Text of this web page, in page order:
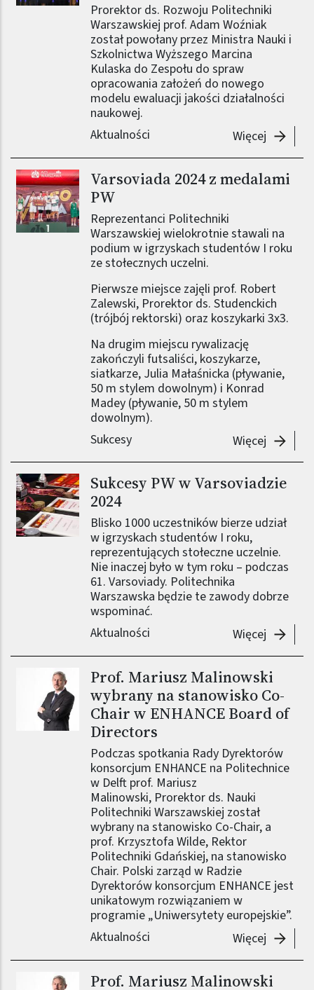
Prorektor ds. Rozwoju Politechniki
Warszawskiej prof. Adam Woźniak
został powołany przez Ministra Nauki i
Szkolnictwa Wyższego Marcina
Kulaska do Zespołu do spraw
opracowania założeń do nowego
modelu ewaluacji jakości działalności
naukowej.
Aktualności
Więcej Prof.
Varsoviada 2024 z medalami
PW
Reprezentanci Politechniki
Warszawskiej wielokrotnie stawali na
podium w igrzyskach studentów I roku
ze stołecznych uczelni.
Pierwsze miejsce zajęli prof. Robert
Zalewski, Prorektor ds. Studenckich
(trójbój rektorski) oraz koszykarki 3x3.
Na drugim miejscu rywalizację
zakończyli futsaliści, koszykarze,
siatkarze, Julia Małaśnicka (pływanie,
50 m stylem dowolnym) i Konrad
Madey (pływanie, 50 m stylem
dowolnym).
Sukcesy
Więcej
Sukcesy PW w Varsoviadzie
2024
Blisko 1000 uczestników bierze udział
w igrzyskach studentów I roku,
reprezentujących stołeczne uczelnie.
Nie inaczej było w tym roku – podczas
61. Varsoviady. Politechnika
Warszawska będzie te zawody dobrze
wspominać.
Aktualności
Więcej
Prof. Mariusz Malinowski
wybrany na stanowisko Co-
Chair w ENHANCE Board of
Directors
Podczas spotkania Rady Dyrektorów
konsorcjum ENHANCE na Politechnice
w Delft prof. Mariusz
Malinowski, Prorektor ds. Nauki
Politechniki Warszawskiej został
wybrany na stanowisko Co-Chair, a
prof. Krzysztofa Wilde, Rektor
Politechniki Gdańskiej, na stanowisko
Chair. Polski zarząd w Radzie
Dyrektorów konsorcjum ENHANCE jest
unikatowym rozwiązaniem w
programie „Uniwersytety europejskie”.
Aktualności
Więcej Prof.
Prof. Mariusz Malinowski